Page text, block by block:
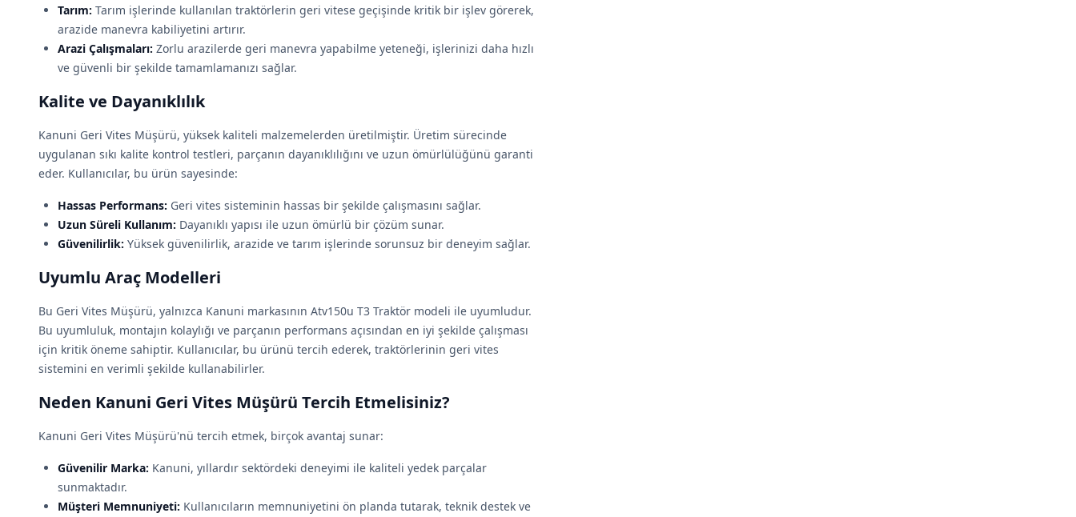
Tarım: Tarım işlerinde kullanılan traktörlerin geri vitese geçişinde kritik bir işlev görerek,
arazide manevra kabiliyetini artırır.
Arazi Çalışmaları: Zorlu arazilerde geri manevra yapabilme yeteneği, işlerinizi daha hızlı
ve güvenli bir şekilde tamamlamanızı sağlar.
Kalite ve Dayanıklılık
Kanuni Geri Vites Müşürü, yüksek kaliteli malzemelerden üretilmiştir. Üretim sürecinde
uygulanan sıkı kalite kontrol testleri, parçanın dayanıklılığını ve uzun ömürlülüğünü garanti
eder. Kullanıcılar, bu ürün sayesinde:
Hassas Performans: Geri vites sisteminin hassas bir şekilde çalışmasını sağlar.
Uzun Süreli Kullanım: Dayanıklı yapısı ile uzun ömürlü bir çözüm sunar.
Güvenilirlik: Yüksek güvenilirlik, arazide ve tarım işlerinde sorunsuz bir deneyim sağlar.
Uyumlu Araç Modelleri
Bu Geri Vites Müşürü, yalnızca Kanuni markasının Atv150u T3 Traktör modeli ile uyumludur.
Bu uyumluluk, montajın kolaylığı ve parçanın performans açısından en iyi şekilde çalışması
için kritik öneme sahiptir. Kullanıcılar, bu ürünü tercih ederek, traktörlerinin geri vites
sistemini en verimli şekilde kullanabilirler.
Neden Kanuni Geri Vites Müşürü Tercih Etmelisiniz?
Kanuni Geri Vites Müşürü'nü tercih etmek, birçok avantaj sunar:
Güvenilir Marka: Kanuni, yıllardır sektördeki deneyimi ile kaliteli yedek parçalar
sunmaktadır.
Müşteri Memnuniyeti: Kullanıcıların memnuniyetini ön planda tutarak, teknik destek ve